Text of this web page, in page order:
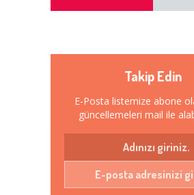
Takip Edin
E-Posta listemize abone
güncellemeleri mail ile